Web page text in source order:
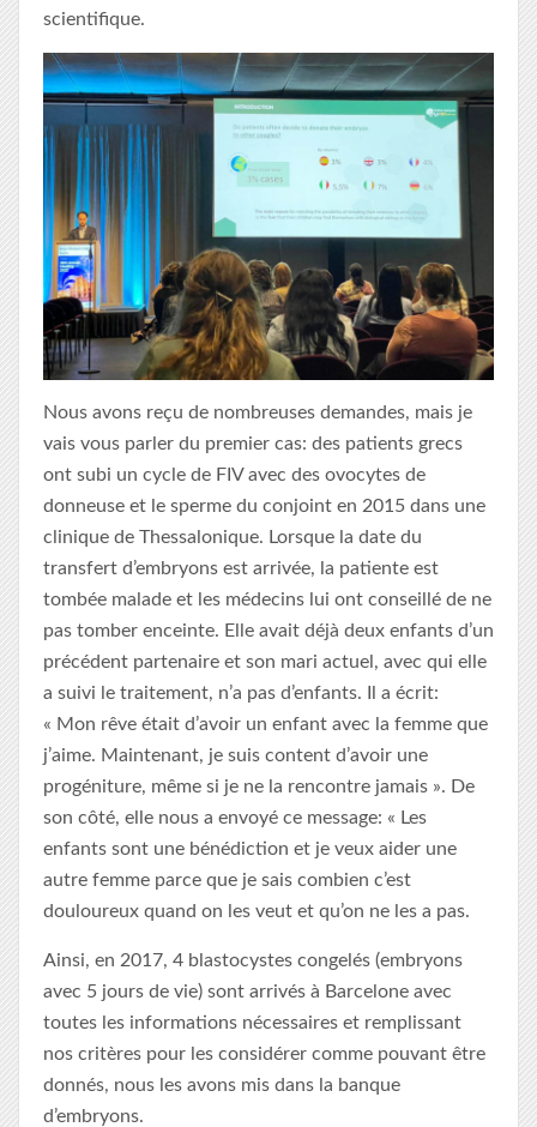
scientifique.
Nous avons reçu de nombreuses demandes, mais je
vais vous parler du premier cas: des patients grecs
ont subi un cycle de FIV avec des ovocytes de
donneuse et le sperme du conjoint en 2015 dans une
clinique de Thessalonique. Lorsque la date du
transfert d’embryons est arrivée, la patiente est
tombée malade et les médecins lui ont conseillé de ne
pas tomber enceinte. Elle avait déjà deux enfants d’un
précédent partenaire et son mari actuel, avec qui elle
a suivi le traitement, n’a pas d’enfants. Il a écrit:
« Mon rêve était d’avoir un enfant avec la femme que
j’aime. Maintenant, je suis content d’avoir une
progéniture, même si je ne la rencontre jamais ». De
son côté, elle nous a envoyé ce message: « Les
enfants sont une bénédiction et je veux aider une
autre femme parce que je sais combien c’est
douloureux quand on les veut et qu’on ne les a pas.
Ainsi, en 2017, 4 blastocystes congelés (embryons
avec 5 jours de vie) sont arrivés à Barcelone avec
toutes les informations nécessaires et remplissant
nos critères pour les considérer comme pouvant être
donnés, nous les avons mis dans la banque
d’embryons.